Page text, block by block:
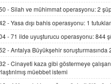
SEHER EREK
Kış Ayları Geldi, Hangi
Alınmalı?
9.12.2025 10:11
İNCİ GÜL AKÖL
Trump Keşke Adana'yı
06.07.2026 13:00
-Silah ve mühimmat operasyonu: 2
-Yasa dışı bahis operasyonu: 1
-71 ilde uyuşturucu operasyonu: 844
-Antalya Büyükşehir soruşturmasında
-Cinayeti kaza gibi göstermeye
müebbet istemi